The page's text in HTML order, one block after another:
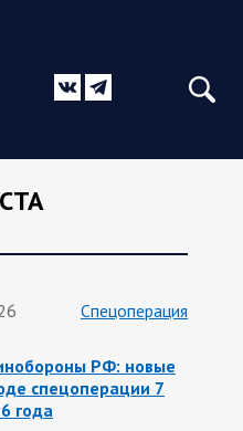
Спецоперация
РФ: новые
спецоперации 7
года